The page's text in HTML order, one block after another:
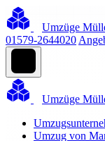
Umzüge
01579-2644020
Umzüge
Umzug von